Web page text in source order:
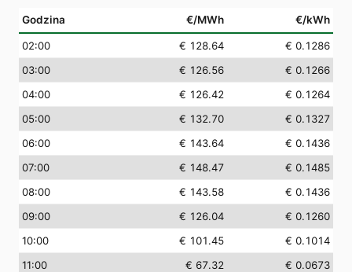
Godzina €/MWh €/kWh
02:00 € 128.64
€ 0.1286
03:00
€ 126.56
€ 0.1266
04:00
€ 126.42
€ 0.1264
05:00
€ 132.70
€ 0.1327
06:00
€ 143.64
€ 0.1436
07:00
€ 148.47
€ 0.1485
08:00
€ 143.58
€ 0.1436
09:00
€ 126.04
€ 0.1260
10:00
€ 101.45
€ 0.1014
11:00
€ 67.32
€ 0.0673